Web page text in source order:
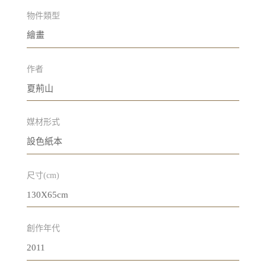
物件類型
繪畫
作者
夏荊山
媒材形式
設色紙本
尺寸(cm)
130X65cm
創作年代
2011